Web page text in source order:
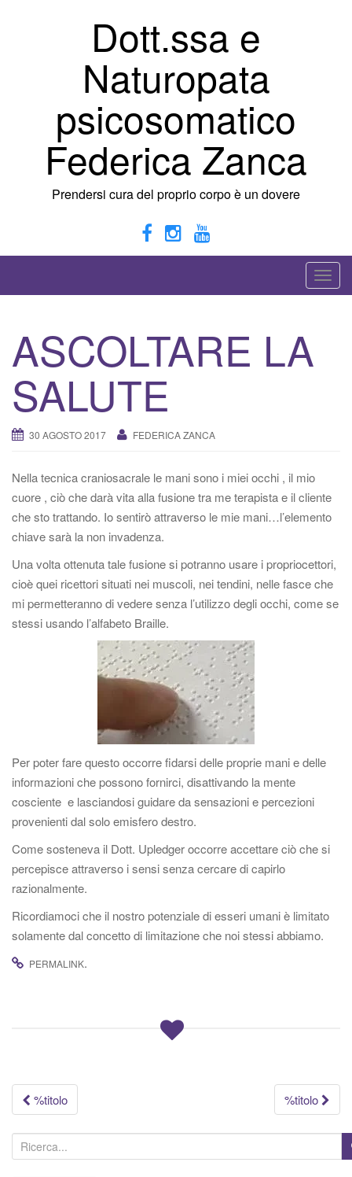
Dott.ssa e
Naturopata
psicosomatico
Federica Zanca
Prendersi cura del proprio corpo è un dovere
A
t
t
t
a
l
a
i
ASCOLTARE LA
SALUTE
30 AGOSTO 2017 FEDERICA ZANCA
Nella tecnica craniosacrale le mani sono i miei occhi , il mio
cuore , ciò che darà vita alla fusione tra me terapista e il cliente
che sto trattando. Io sentirò attraverso le mie mani…l’elemento
chiave sarà la non invadenza.
Una volta ottenuta tale fusione si potranno usare i propriocettori,
cioè quei ricettori situati nei muscoli, nei tendini, nelle fasce che
mi permetteranno di vedere senza l’utilizzo degli occhi, come se
stessi usando l’alfabeto Braille.
Per poter fare questo occorre fidarsi delle proprie mani e delle
informazioni che possono fornirci, disattivando la mente
cosciente e lasciandosi guidare da sensazioni e percezioni
provenienti dal solo emisfero destro.
Come sosteneva il Dott. Upledger occorre accettare ciò che si
percepisce attraverso i sensi senza cercare di capirlo
razionalmente.
Ricordiamoci che il nostro potenziale di esseri umani è limitato
solamente dal concetto di limitazione che noi stessi abbiamo.
PERMALINK.
Navigazione
articolo
%titolo %titolo
e